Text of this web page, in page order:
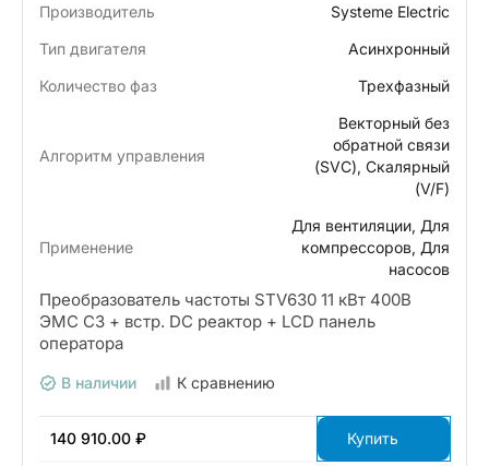
Производитель
Systeme Electric
Тип двигателя
Асинхронный
Количество фаз
Трехфазный
Алгоритм управления
Векторный без
обратной связи
(SVC), Скалярный
(V/F)
Применение
Для вентиляции, Для
компрессоров, Для
насосов
Преобразователь частоты STV630 11 кВт 400В
ЭМС С3 + встр. DC реактор + LCD панель
оператора
В наличии К сравнению
140 910.00 ₽ Купить